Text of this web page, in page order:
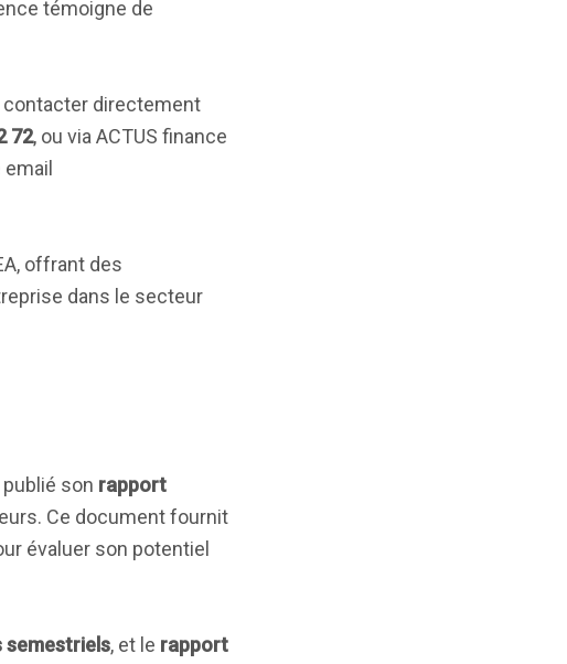
témoigne de
directement
72, ou via ACTUS finance
offrant des
dans le secteur
son rapport
Ce document fournit
évaluer son potentiel
semestriels, et le rapport